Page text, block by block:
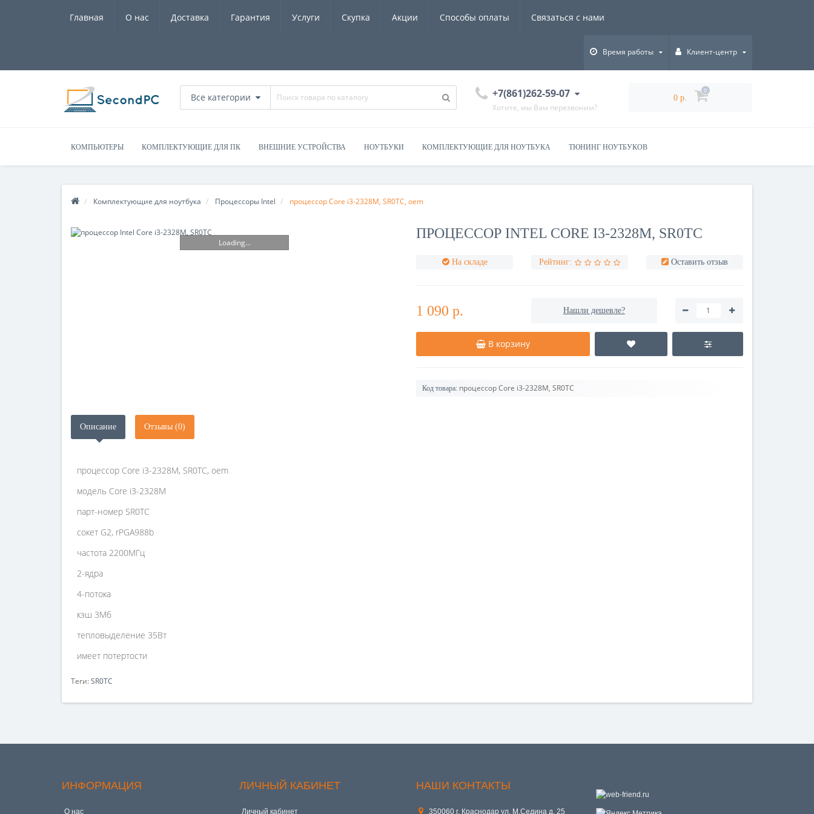
Главная О нас Доставка Гарантия Услуги Скупка Акции Способы оплаты Связаться с нами
Время работы Клиент-центр
Все категории +7(861)262-59-07
Хотите, мы Вам перезвоним?
0 р.
0
КОМПЬЮТЕРЫ КОМПЛЕКТУЮЩИЕ ДЛЯ ПК ВНЕШНИЕ УСТРОЙСТВА НОУТБУКИ КОМПЛЕКТУЮЩИЕ ДЛЯ НОУТБУКА ТЮНИНГ НОУТБУКОВ
Комплектующие для ноутбука Процессоры Intel процессор Core i3-2328M, SR0TС, oem
Loading...
ПРОЦЕССОР INTEL CORE I3-2328M, SR0TС
На складе Рейтинг: Оставить отзыв
1 090 р. Нашли дешевле?
В корзину
Код товара: процессор Core i3-2328M, SR0TС
Описание Отзывы (0)
процессор Core i3-2328M, SR0TС, oem
модель Core i3-2328M
парт-номер SR0TС
сокет G2, rPGA988b
частота 2200МГц
2-ядра
4-потока
кэш 3Мб
тепловыделение 35Вт
имеет потертости
Теги:SR0TС
ИНФОРМАЦИЯ
О нас
ЛИЧНЫЙ КАБИНЕТ
Личный кабинет
НАШИ КОНТАКТЫ
350060 г. Краснодар ул. М.Седина д. 25